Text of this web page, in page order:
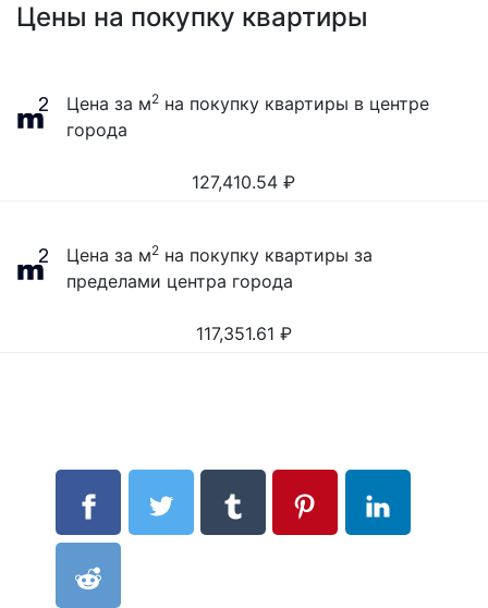
Цены на покупку квартиры
Цена за м2 на покупку квартиры в центре
города
127,410.54 ₽
Цена за м2 на покупку квартиры за
пределами центра города
117,351.61 ₽